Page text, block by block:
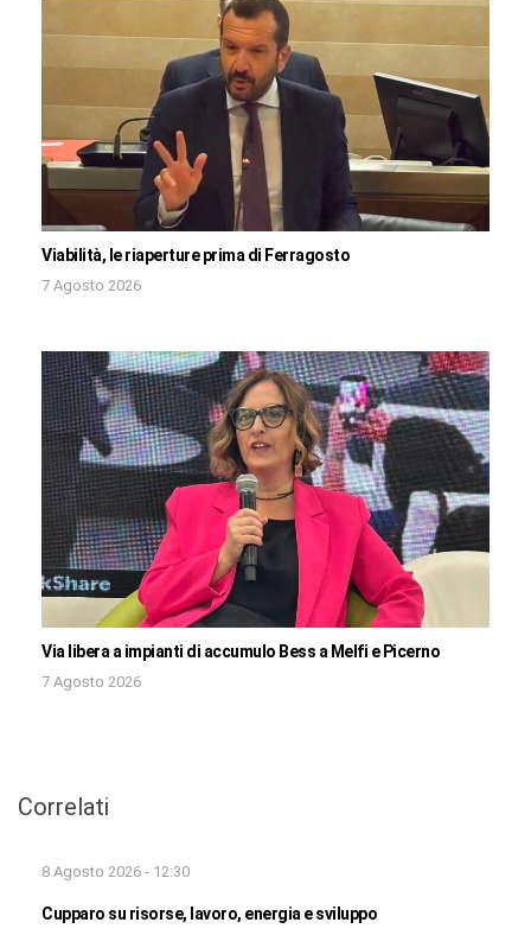
Viabilità, le riaperture prima di Ferragosto
7 Agosto 2026
Via libera a impianti di accumulo Bess a Melfi e Picerno
7 Agosto 2026
Correlati
8 Agosto 2026 - 12:30
Cupparo su risorse, lavoro, energia e sviluppo